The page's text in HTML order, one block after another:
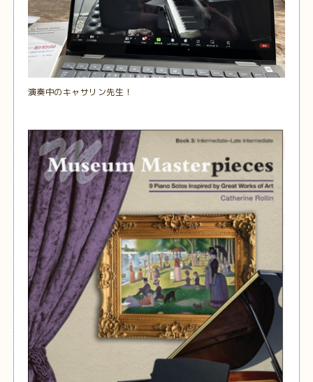
演奏中のキャサリン先生！